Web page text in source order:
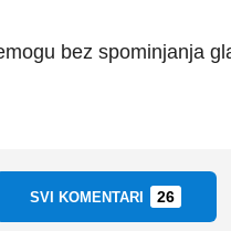
bez spominjanja
SVI KOMENTARI 26